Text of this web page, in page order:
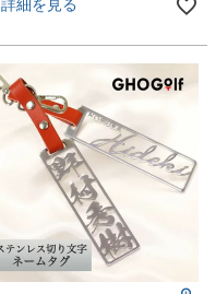
詳細を見る